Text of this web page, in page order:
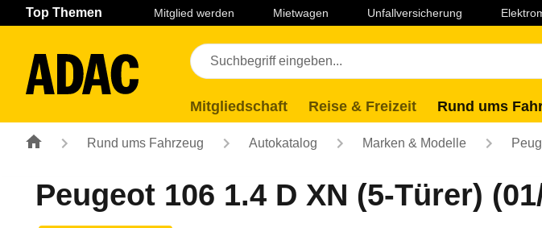
Navigation Seiteninhalt Fußzeile
Top Themen Mitglied werden Mietwagen Unfallversicherung
Mitgliedschaft Reise & Freizeit Rund ums
Rund ums Fahrzeug Autokatalog Marken & Modelle
Peugeot 106 1.4 D XN (5-Türer)